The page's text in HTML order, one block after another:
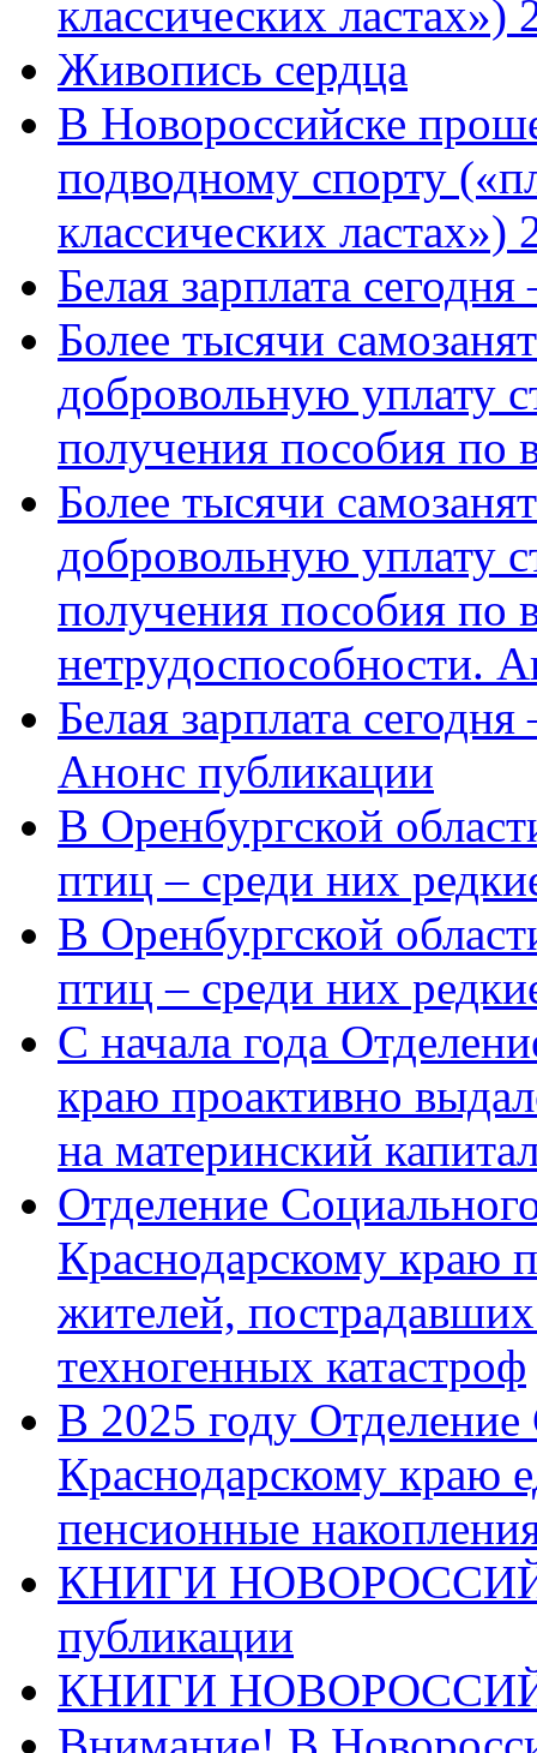
классических
Живопись сердца
В Новороссийске
подводному спорту
классических ластах»)
Белая зарплата
Более тысячи
добровольную уплату
получения пособия по
Более тысячи
добровольную уплату
получения пособия по
нетрудоспособности.
Белая зарплата
Анонс публикации
В Оренбургской
птиц – среди них
В Оренбургской
птиц – среди них
С начала года
краю проактивно
на материнский
Отделение
Краснодарскому краю
жителей,
техногенных катастроф
В 2025 году
Краснодарскому краю
пенсионные
КНИГИ
публикации
КНИГИ